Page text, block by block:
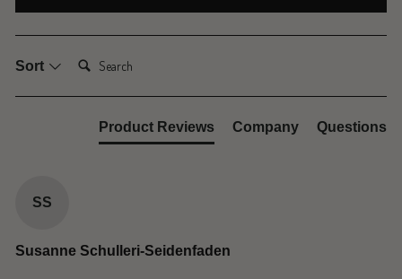
Sort Search:
Product Reviews Company Questions
SS
Susanne Schulleri-Seidenfaden